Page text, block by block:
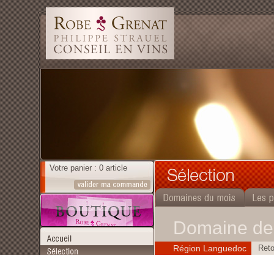
Votre panier : 0 article
Domaine
Région Languedoc